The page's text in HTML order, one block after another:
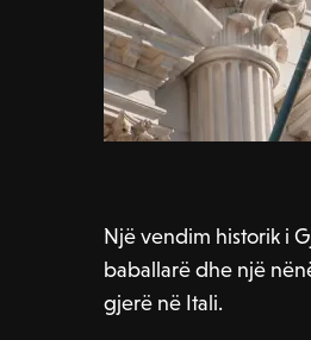
Një vendim historik i
baballarë dhe një
gjerë në Itali.